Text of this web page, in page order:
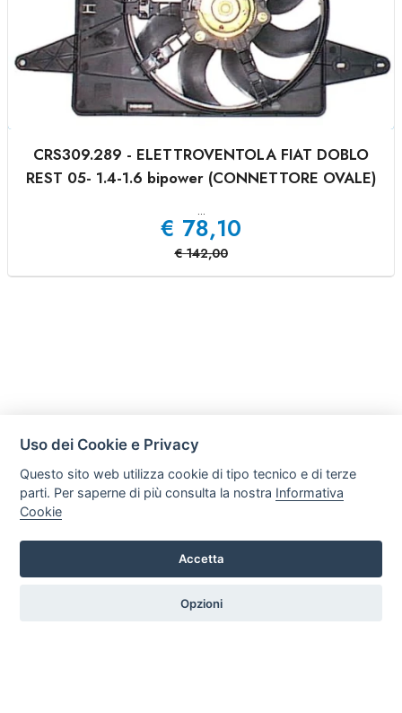
CRS309.289 - ELETTROVENTOLA FIAT DOBLO
REST 05- 1.4-1.6 bipower (CONNETTORE OVALE)
...
€ 78,10
€ 142,00
Tel. +39 3505286617 Email: crsradiatori@gmail.com P.iva:
Uso dei Cookie e Privacy
Questo sito web utilizza cookie di tipo tecnico e di terze
parti. Per saperne di più consulta la nostra Informativa
Cookie
Accetta
Opzioni